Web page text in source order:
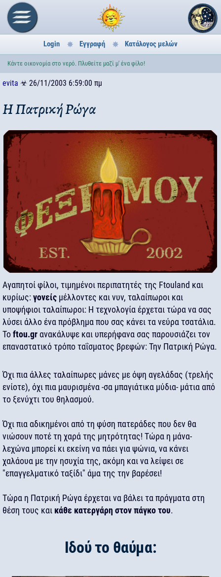
Login Εγγραφή Κατάλογος μελών
Κάντε οικονομία στο νερό. Πλυθείτε μαζί μ' ένα φίλο!
evita ☣ 26/11/2003 6:59:00 πμ
Η Πατρική Ρώγα
Αγαπητοί φίλοι, τιμημένοι περιπατητές της Ftouland και
κυρίως:γονείς μέλλοντες και νυν, ταλαίπωροι και
υποψήφιοι ταλαίπωροι: Η τεχνολογία έρχεται τώρα να σας
λύσει άλλο ένα πρόβλημα που σας κάνει τα νεύρα τσατάλια.
Τοftou.grανακάλυψε και υπερήφανα σας παρουσιάζει τον
επαναστατικό τρόπο ταΐσματος βρεφών: Την Πατρική Ρώγα.
Όχι πια άλλες ταλαίπωρες μάνες με όψη αγελάδας (τρελής
ενίοτε), όχι πια μαυρισμένα -σα μπαγιάτικα μύδια- μάτια από
το ξενύχτι του θηλασμού.
Όχι πια αδικημένοι από τη φύση πατεράδες που δεν θα
νιώσουν ποτέ τη χαρά της μητρότητας! Τώρα η μάνα-
λεχώνα μπορεί κι εκείνη να πάει για ψώνια, να κάνει
χαλάουα με την ησυχία της, ακόμη και να λείψει σε
"επαγγελματικό ταξίδι" άμα της την βαρέσει!
Τώρα η Πατρική Ρώγα έρχεται να βάλει τα πράγματα στη
θέση τους και κάθε κατεργάρη στον πάγκο του.
Ιδού το θαύμα: